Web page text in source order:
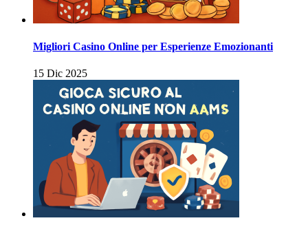
Migliori Casino Online per Esperienze Emozionanti
15 Dic 2025